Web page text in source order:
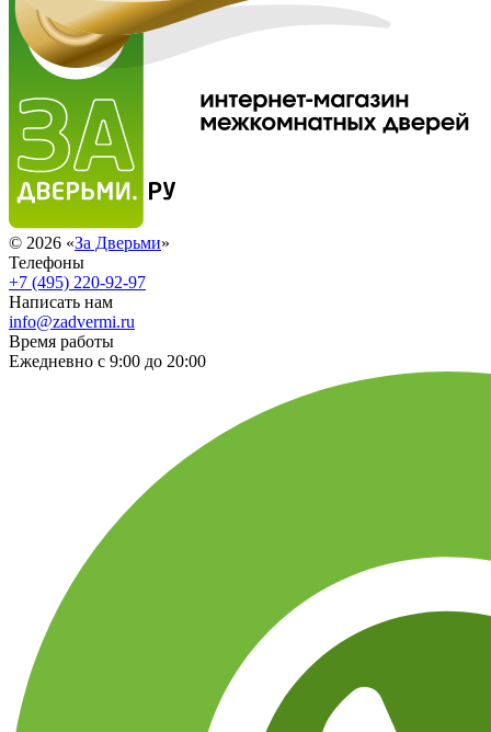
© 2026 «За Дверьми»
Телефоны
+7 (495) 220-92-97
Написать нам
info@zadvermi.ru
Время работы
Ежедневно с 9:00 до 20:00